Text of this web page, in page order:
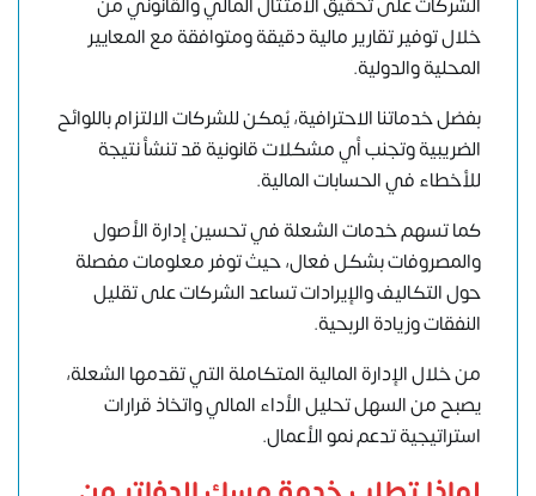
خلال توفير تقارير مالية دقيقة ومتوافقة مع المعايير
المحلية والدولية.
بفضل خدماتنا الاحترافية، يُمكن للشركات الالتزام باللوائح
الضريبية وتجنب أي مشكلات قانونية قد تنشأ نتيجة
للأخطاء في الحسابات المالية.
كما تسهم خدمات الشعلة في تحسين إدارة الأصول
والمصروفات بشكل فعال، حيث توفر معلومات مفصلة
حول التكاليف والإيرادات تساعد الشركات على تقليل
النفقات وزيادة الربحية.
من خلال الإدارة المالية المتكاملة التي تقدمها الشعلة،
يصبح من السهل تحليل الأداء المالي واتخاذ قرارات
استراتيجية تدعم نمو الأعمال.